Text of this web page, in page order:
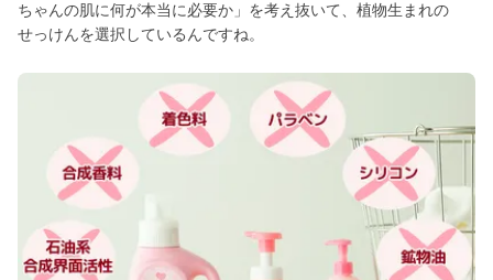
ちゃんの肌に何が本当に必要か」を考え抜いて、植物生まれの
せっけんを選択しているんですね。